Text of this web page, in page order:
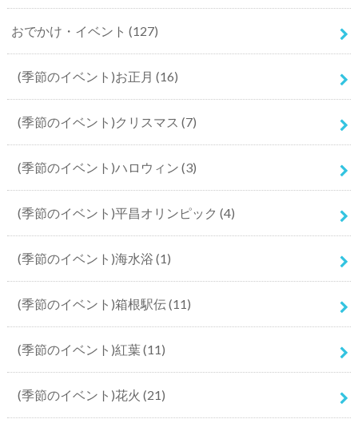
おでかけ・イベント (127)
(季節のイベント)お正月 (16)
(季節のイベント)クリスマス (7)
(季節のイベント)ハロウィン (3)
(季節のイベント)平昌オリンピック (4)
(季節のイベント)海水浴 (1)
(季節のイベント)箱根駅伝(11)
(季節のイベント)紅葉(11)
(季節のイベント)花火 (21)